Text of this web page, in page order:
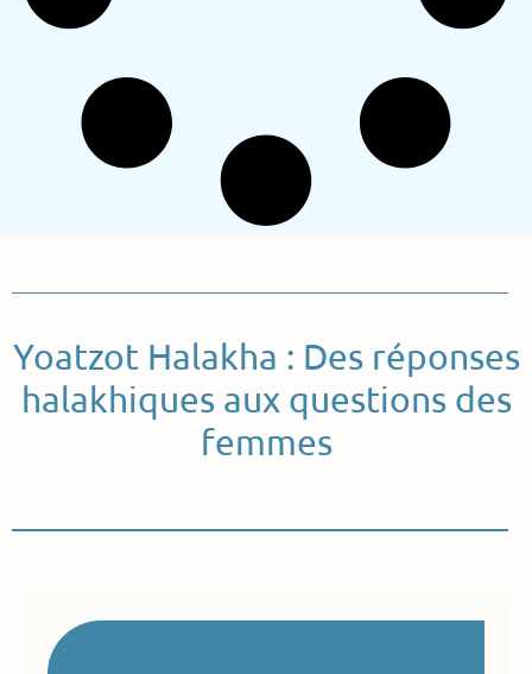
Yoatzot Halakha : Des réponses
halakhiques aux questions des
femmes